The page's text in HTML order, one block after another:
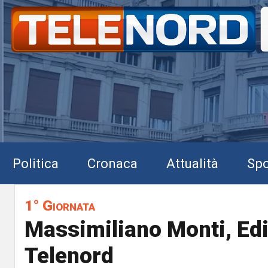
Politica Cronaca Attualità
1° Giornata
Massimiliano Monti,
Telenord